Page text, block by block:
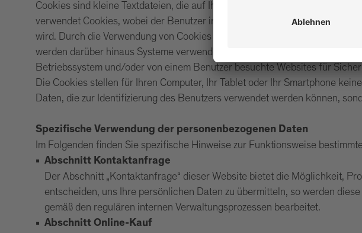
Cookies sind kleine Textdateien, die auf Ihrem Computer abgelegt
verwendet Cookies, wobei der Benutzer immer um seine Zustimmung
wird. Durch die Verwendung von Cookies wird dem Benutzer das
werden darüber hinaus Systeme verwendet, um Informationen über den
Betriebssystem und/oder von einem Benutzer besuchte Websites für
Die Cookies stellen für Ihren Computer, Ihr Tablet oder Ihr Smartphone
Daten, die zur Identifizierung des Benutzers verwendet werden können,
Spezifische Verwendung der personenbezogenen Daten
Im Folgenden finden Sie spezifische Hinweise zur Funktionsweise
Abschnitt Kontaktanfrage
Der Abschnitt „Kontaktanfrage“ dieser Website bietet die Möglichkeit,
entscheiden, uns Ihre persönlichen Daten zu übermitteln, so werden
gemäß den regulären internen Verwaltungsprozessen bearbeitet.
Abschnitt Online-Kauf